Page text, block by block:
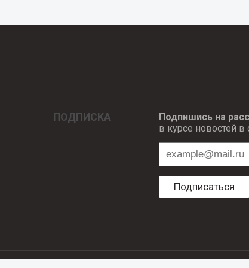
ПОДПИСКА Подпишись на
в курсе новостей в
Подписаться